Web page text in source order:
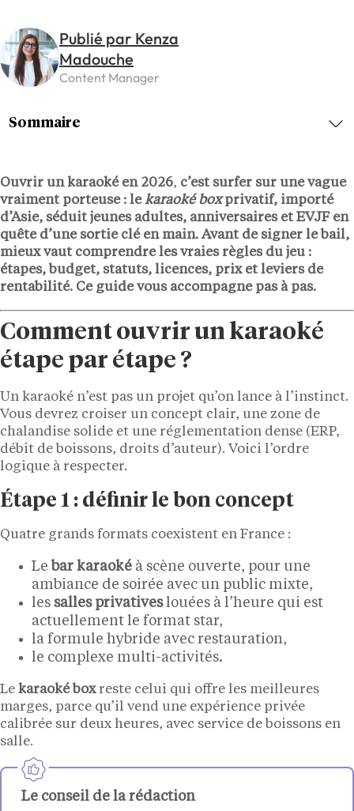
Publié par Kenza
Madouche
Content Manager
Ouvrir un karaoké en 2026, c’est surfer sur une vague
vraiment porteuse : lekaraoké boxprivatif, importé
d’Asie, séduit jeunes adultes, anniversaires et EVJF en
quête d’une sortie clé en main. Avant de signer le bail,
mieux vaut comprendre les vraies règles du jeu :
étapes, budget, statuts, licences, prix et leviers de
rentabilité. Ce guide vous accompagne pas à pas.
Comment ouvrir un karaoké
étape par étape ?
Un karaoké n’est pas un projet qu’on lance à l’instinct.
Vous devrez croiser un concept clair, une zone de
chalandise solide et une réglementation dense (ERP,
débit de boissons, droits d’auteur). Voici l’ordre
logique à respecter.
Étape 1 : définir le bon concept
Quatre grands formats coexistent en France :
Le bar karaoké à scène ouverte, pour une
ambiance de soirée avec un public mixte,
les salles privativeslouées à l’heure qui est
actuellement le format star,
la formule hybride avec restauration,
le complexe multi-activités.
Le karaoké boxreste celui qui offre les meilleures
marges, parce qu’il vend une expérience privée
calibrée sur deux heures, avec service de boissons en
salle.
Le conseil de la rédaction
Sommaire